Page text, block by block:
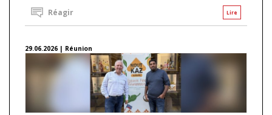
Lire
Réagir
29.06.2026 | Réunion